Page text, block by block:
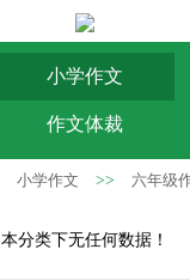
小学作文
作文体裁
小学作文 >> 六年级
本分类下无任何数据！